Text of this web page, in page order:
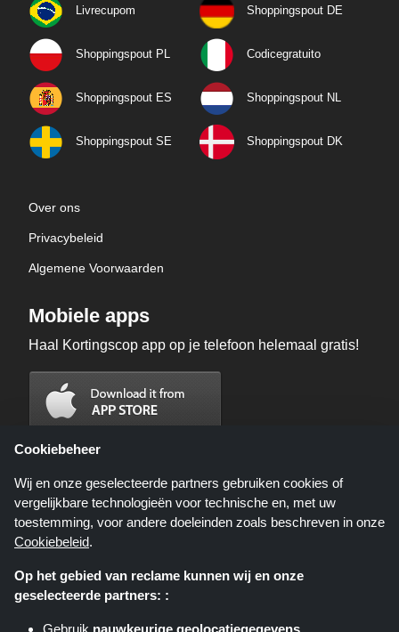
Livrecupom Shoppingspout DE
Shoppingspout PL Codicegratuito
Shoppingspout ES Shoppingspout NL
Shoppingspout SE Shoppingspout DK
Over ons
Privacybeleid
Algemene Voorwaarden
Mobiele apps
Haal Kortingscop app op je telefoon helemaal gratis!
Kortingscop.nl is een website die u deals, kortingen en kortingscodes biedt;
Cookiebeheer
Wij en onze geselecteerde partners gebruiken cookies of
vergelijkbare technologieën voor technische en, met uw
toestemming, voor andere doeleinden zoals beschreven in onze
Cookiebeleid.
Op het gebied van reclame kunnen wij en onze
geselecteerde partners: :
Gebruik nauwkeurige geolocatiegegevens